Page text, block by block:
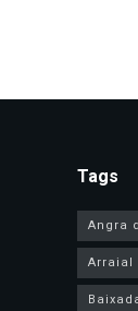
Tags
Angra
Arraial